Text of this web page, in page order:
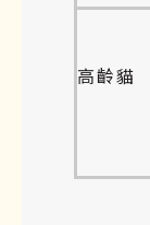
高齡貓